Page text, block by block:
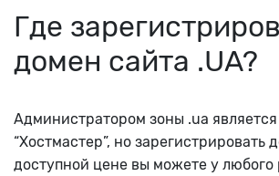
Где
домен сайта .UA?
Администратором зоны .ua
“Хостмастер”, но зарегистрировать
доступной цене вы можете у любого